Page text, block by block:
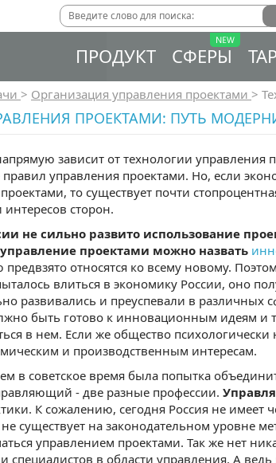
ПРОДУКТ СФЕРЫ
> Организация управления проектами >
ПРОЕКТАМИ: ПУТЬ
зависит от технологии управления
правил управления проектами. Но, если
то существует почти
сторон.
не сильно развито использование
проектами можно назвать
относятся ко всему новому.
влиться в экономику России, оно
развивались и преуспевали в
быть готово к инновационным идеям и
в нем. Если же общество психологически
и производственным интересам.
в советское время была попытка
- две разные профессии.
К сожалению, сегодня Россия не имеет
существует на законодательном уровне
управлением проектами. Так же нет
и специалистов в области управления. А